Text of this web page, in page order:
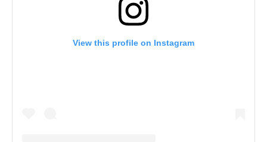
View this profile on Instagram